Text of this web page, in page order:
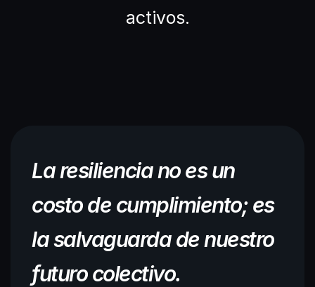
activos.
La resiliencia no es un
costo de cumplimiento; es
la salvaguarda de nuestro
futuro colectivo.